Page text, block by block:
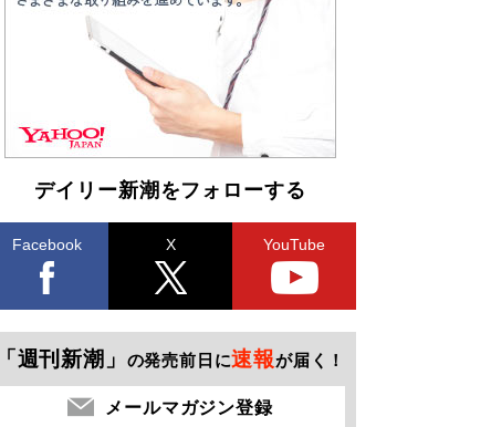
デイリー新潮をフォローする
Facebook X YouTube
「週刊新潮」 の発売前日に速報が届く！
メールマガジン登録